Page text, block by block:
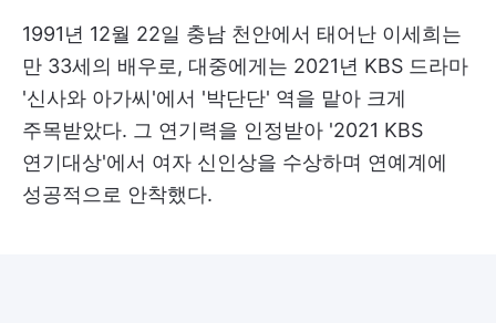
1991년 12월 22일 충남 천안에서 태어난 이세희는
만 33세의 배우로, 대중에게는 2021년 KBS 드라마
'신사와 아가씨'에서 '박단단' 역을 맡아 크게
주목받았다. 그 연기력을 인정받아 '2021 KBS
연기대상'에서 여자 신인상을 수상하며 연예계에
성공적으로 안착했다.